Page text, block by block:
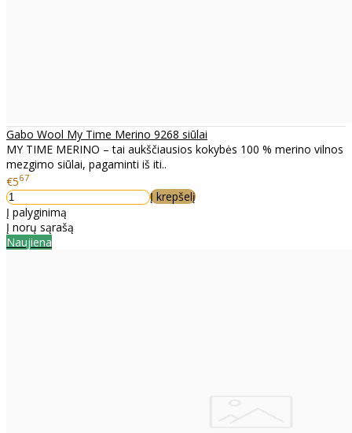
Gabo Wool My Time Merino 9268 siūlai
MY TIME MERINO – tai aukščiausios kokybės 100 % merino vilnos
mezgimo siūlai, pagaminti iš iti..
€567
Į krepšelį
Į palyginimą
Į norų sąrašą
Naujiena